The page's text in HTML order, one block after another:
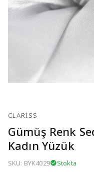
CLARISS
Gümüş Renk
Kadın Yüzük
SKU: BYK4029 Stokta